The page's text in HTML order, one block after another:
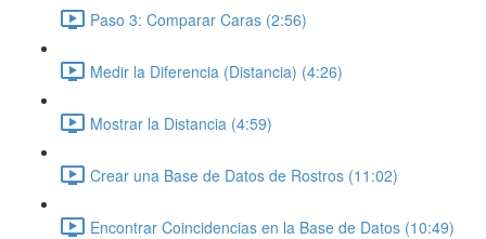
Paso 3: Comparar Caras (2:56)
Medir la Diferencia (Distancia) (4:26)
Mostrar la Distancia (4:59)
Crear una Base de Datos de Rostros (11:02)
Encontrar Coincidencias en la Base de Datos (10:49)